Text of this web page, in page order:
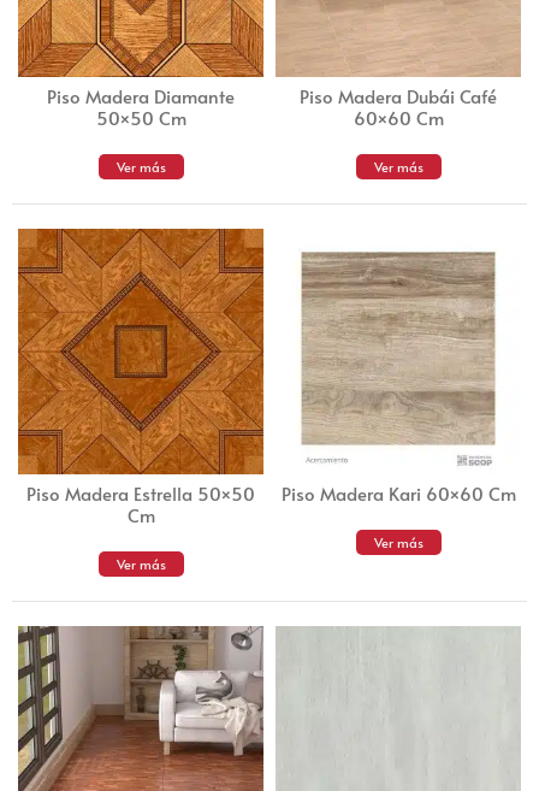
Piso Madera Diamante
50×50 Cm
Ver más
Piso Madera Dubái Café
60×60 Cm
Ver más
Piso Madera Estrella 50×50
Cm
Ver más
Piso Madera Kari 60×60 Cm
Ver más